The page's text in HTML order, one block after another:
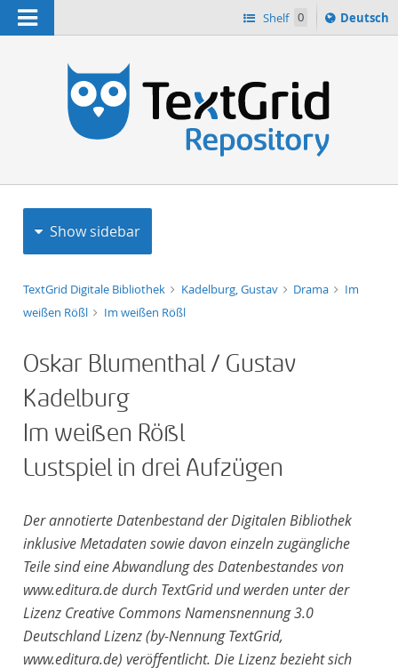
Navigation Shelf 0
Sprache
ï¿½ndern
Deutsch
Show sidebar
TextGrid Digitale Bibliothek Kadelburg, Gustav Drama
Im
weißen Rößl
Im weißen Rößl
Oskar Blumenthal / Gustav
Kadelburg
Im weißen Rößl
Lustspiel in drei Aufzügen
Der annotierte Datenbestand der Digitalen Bibliothek
inklusive Metadaten sowie davon einzeln zugängliche
Teile sind eine Abwandlung des Datenbestandes von
www.editura.de durch TextGrid und werden unter der
Lizenz Creative Commons Namensnennung 3.0
Deutschland Lizenz (by-Nennung TextGrid,
www.editura.de) veröffentlicht. Die Lizenz bezieht sich